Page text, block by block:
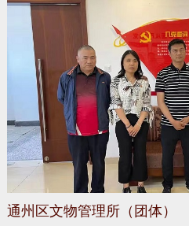
通州区文物管理所（团体）